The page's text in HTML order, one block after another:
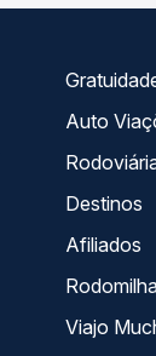
Auto
Destinos
Afiliados
Viajo